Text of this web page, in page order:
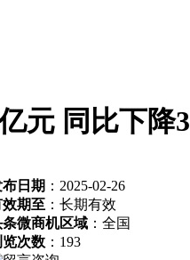
元 同比下降
日期 ：2025-02-26
效期至 ：长期有效
条微商机区域 ：全国
览次数 ： 193